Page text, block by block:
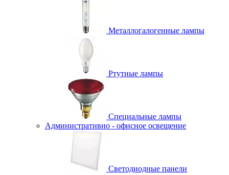
Металлогалогенные лампы
Ртутные лампы
Специальные лампы
Административно - офисное освещение
Светодиодные панели